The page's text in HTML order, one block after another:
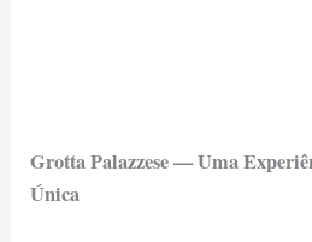
Grotta Palazzese — Uma
Única